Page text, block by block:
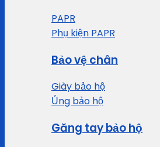
PAPR
Phụ kiện PAPR
Bảo vệ chân
Giày bảo hộ
Ủng bảo hộ
Găng tay bảo hộ